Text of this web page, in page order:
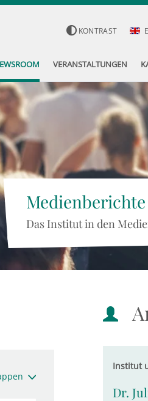
KONTRAST
VERANSTALTUNGEN
Medienberichte
Das Institut in den
Institut
Dr.